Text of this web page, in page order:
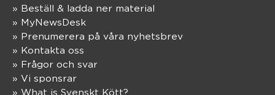
» Beställ & ladda ner material
» MyNewsDesk
» Prenumerera på våra nyhetsbrev
» Kontakta oss
» Frågor och svar
» Vi sponsrar
» What is Svenskt Kött?